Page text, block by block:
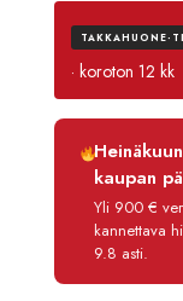
TAKKAHUONE-
· koroton 12 kk
Luottoaika
Korko
Käsittelymaksu
Maksettava
kaupan
Yli 900 €
kannettava
9.8 asti.